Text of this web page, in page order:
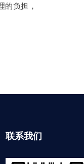
负担，
联系我们